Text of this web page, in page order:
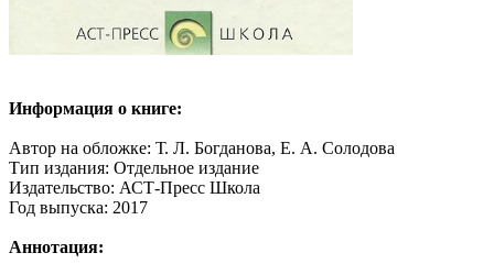
Информация о книге:
Автор на обложке: Т. Л. Богданова, Е. А. Солодова
Тип издания: Отдельное издание
Издательство: АСТ-Пресс Школа
Год выпуска: 2017
Аннотация: